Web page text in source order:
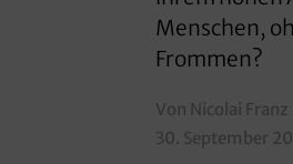
Menschen,
Frommen?
Von Nicolai Franz
30. September